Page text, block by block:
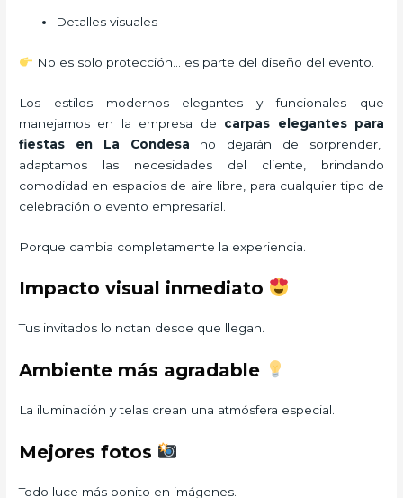
Detalles visuales
No es solo protección… es parte del diseño del evento.
Los estilos modernos elegantes y funcionales que
manejamos en la empresa de carpas elegantes para
fiestas
en La Condesa no dejarán de sorprender,
adaptamos las necesidades del cliente, brindando
comodidad en espacios de aire libre, para cualquier tipo de
celebración o evento empresarial.
Porque cambia completamente la experiencia.
Impacto visual inmediato
Tus invitados lo notan desde que llegan.
Ambiente más agradable
La iluminación y telas crean una atmósfera especial.
Mejores fotos
Todo luce más bonito en imágenes.